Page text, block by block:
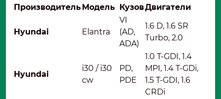
ПроизводительМодель КузовДвигатели
Hyundai Elantra
VI
(AD,
ADA)
1.6 D, 1.6 SR
Turbo, 2.0
Hyundai
i30 / i30
cw
PD,
PDE
1.0 T-GDI, 1.4
MPI, 1.4 T-GDi,
1.5 T-GDI, 1.6
CRDi